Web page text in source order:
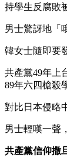
持學生反腐敗
男士驚訝地「
韓女士隨即要
共產黨49年上
89年六四槍殺
對比日本侵略
男士輕嘆一聲
共產黨信仰撒